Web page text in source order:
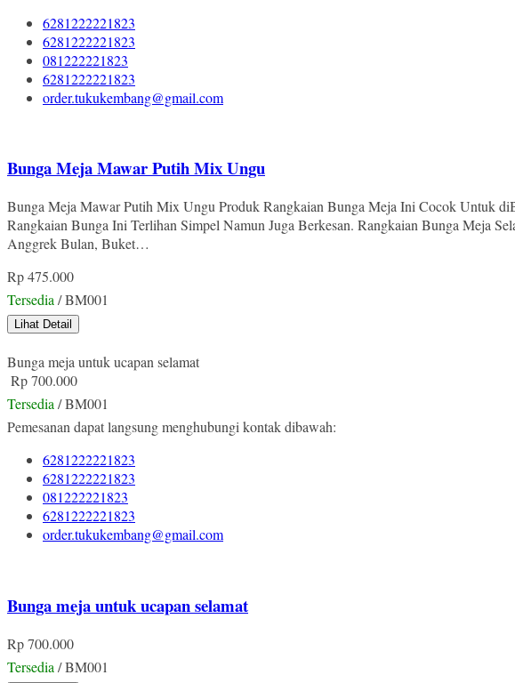
6281222221823
6281222221823
081222221823
6281222221823
order.tukukembang@gmail.com
Bunga Meja Mawar Putih Mix Ungu
Bunga Meja Mawar Putih Mix Ungu Produk Rangkaian Bunga Meja Ini Cocok Untuk
Rangkaian Bunga Ini Terlihan Simpel Namun Juga Berkesan. Rangkaian Bunga Meja
Anggrek Bulan, Buket…
Rp 475.000
Tersedia / BM001
Lihat Detail
Bunga meja untuk ucapan selamat
Rp 700.000
Tersedia / BM001
Pemesanan dapat langsung menghubungi kontak dibawah:
6281222221823
6281222221823
081222221823
6281222221823
order.tukukembang@gmail.com
Bunga meja untuk ucapan selamat
Rp 700.000
Tersedia / BM001